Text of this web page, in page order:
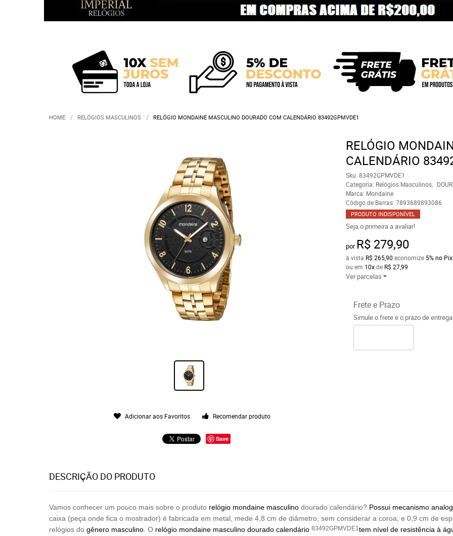
HOME RELÓGIOS MASCULINOS RELÓGIO MONDAINE MASCULINO DOURADO COM CALENDÁRIO 83492GPMVDE1
Adicionar aos Favoritos Recomendar produto
Save
RELÓGIO
CALENDÁRIO
Sku: 83492GPMVDE1
Categoria: Relógios Masculinos
Marca: Mondaine
Código de Barras: 7893689893086
PRODUTO INDISPONÍVEL
Seja o primeira a avaliar!
por R$ 279,90
à vista R$ 265,90 economize 5% no Pix
ou em 10xde R$ 27,99
Ver parcelas
Frete e Prazo
Simule o frete e o prazo de
DESCRIÇÃO DO PRODUTO
Vamos conhecer um pouco mais sobre o produto relógio mondaine masculino dourado calendário? Possui mecanismo
caixa (peça onde fica o mostrador) é fabricada em metal, mede 4,8 cm de diâmetro, sem considerar a coroa, e 0,9 cm de
relógios do gênero masculino . O relógio mondaine masculino dourado calendário 83492GPMVDE1tem nível de resistência à